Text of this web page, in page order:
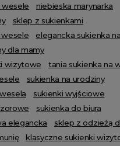
wesele
niebieska marynarka
sklep z sukienkami
wesele
elegancka sukienka
dla mamy
wizytowe
tania sukienka na
sukienka na urodziny
sukienki wyjściowe
sukienka do biura
elegancka
sklep z odzieżą
klasyczne sukienki